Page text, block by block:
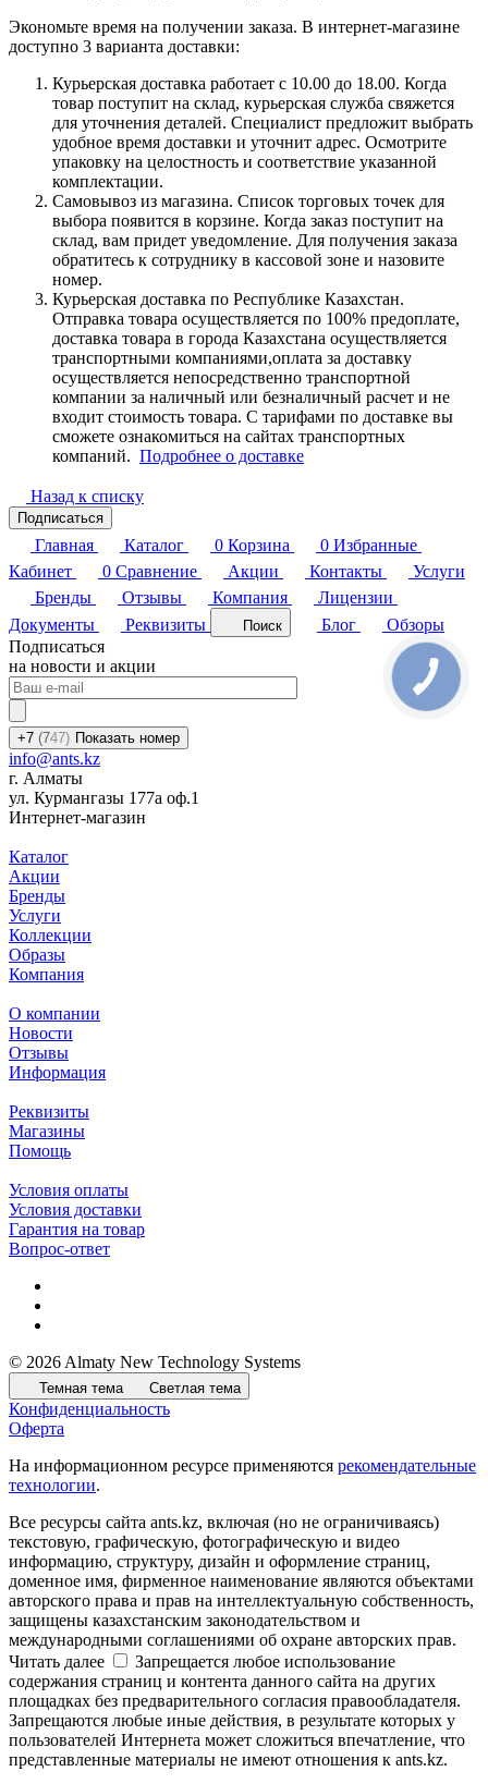
Экономьте время на получении заказа. В интернет-магазине
доступно 3 варианта доставки:
Курьерская доставка работает с 10.00 до 18.00. Когда
товар поступит на склад, курьерская служба свяжется
для уточнения деталей. Специалист предложит выбрать
удобное время доставки и уточнит адрес. Осмотрите
упаковку на целостность и соответствие указанной
комплектации.
Самовывоз из магазина. Список торговых точек для
выбора появится в корзине. Когда заказ поступит на
склад, вам придет уведомление. Для получения заказа
обратитесь к сотруднику в кассовой зоне и назовите
номер.
Курьерская доставка по Республике Казахстан.
Отправка товара осуществляется по 100% предоплате,
доставка товара в города Казахстана осуществляется
транспортными компаниями,оплата за доставку
осуществляется непосредственно транспортной
компании за наличный или безналичный расчет и не
входит стоимость товара. С тарифами по доставке вы
сможете ознакомиться на сайтах транспортных
компаний. Подробнее о доставке
Назад к списку
Подписаться
Главная Каталог 0 Корзина 0 Избранные
Кабинет
0 Сравнение Акции Контакты
Услуги
Бренды
Отзывы Компания
Лицензии
Документы
Реквизиты Поиск Блог
Обзоры
Подписаться
на новости и акции
+7 (747) Показать номер
info@ants.kz
г. Алматы
ул. Курмангазы 177а оф.1
Интернет-магазин
Каталог
Акции
Бренды
Услуги
Коллекции
Образы
Компания
О компании
Новости
Отзывы
Информация
Реквизиты
Магазины
Помощь
Условия оплаты
Условия доставки
Гарантия на товар
Вопрос-ответ
© 2026 Almaty New Technology Systems
Темная тема Светлая тема
Конфиденциальность
Оферта
На информационном ресурсе применяются рекомендательные
технологии.
Все ресурсы сайта ants.kz, включая (но не ограничиваясь)
текстовую, графическую, фотографическую и видео
информацию, структуру, дизайн и оформление страниц,
доменное имя, фирменное наименование являются объектами
авторского права и прав на интеллектуальную собственность,
защищены казахстанским законодательством и
международными соглашениями об охране авторских прав.
Читать далее
Запрещается любое использование
содержания страниц и контента данного сайта на других
площадках без предварительного согласия правообладателя.
Запрещаются любые иные действия, в результате которых у
пользователей Интернета может сложиться впечатление, что
представленные материалы не имеют отношения к ants.kz.